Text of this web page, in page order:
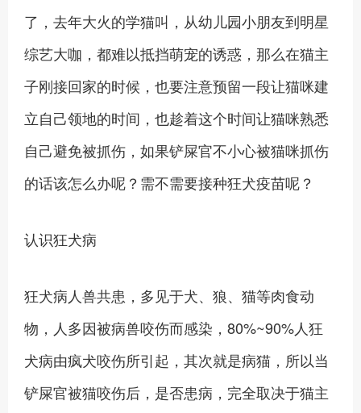
了，去年大火的学猫叫，从幼儿园小朋友到明星
综艺大咖，都难以抵挡萌宠的诱惑，那么在猫主
子刚接回家的时候，也要注意预留一段让猫咪建
立自己领地的时间，也趁着这个时间让猫咪熟悉
自己避免被抓伤，如果铲屎官不小心被猫咪抓伤
的话该怎么办呢？需不需要接种狂犬疫苗呢？
认识狂犬病
狂犬病人兽共患，多见于犬、狼、猫等肉食动
物，人多因被病兽咬伤而感染，80%~90%人狂
犬病由疯犬咬伤所引起，其次就是病猫，所以当
铲屎官被猫咬伤后，是否患病，完全取决于猫主